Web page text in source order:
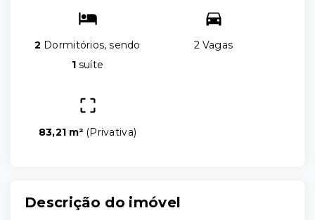
2 Dormitórios, sendo
1 suíte
2 Vagas
83,21 m² (Privativa)
Descrição do imóvel